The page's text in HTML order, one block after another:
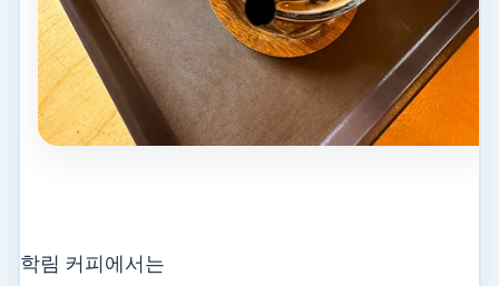
학림 커피에서는